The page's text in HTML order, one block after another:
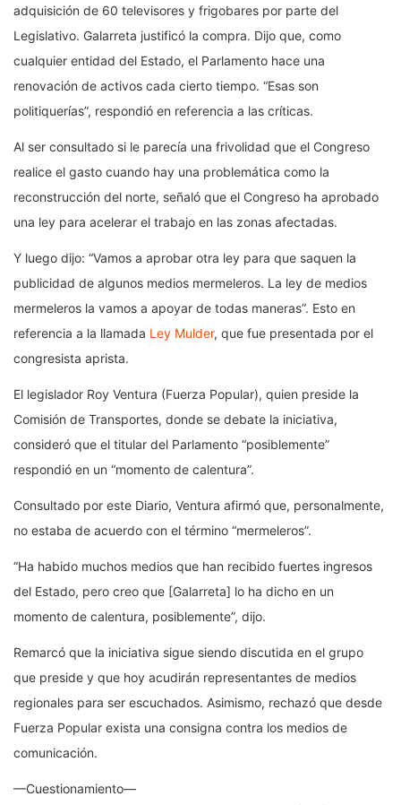
adquisición de 60 televisores y frigobares por parte del
Legislativo. Galarreta justificó la compra. Dijo que, como
cualquier entidad del Estado, el Parlamento hace una
renovación de activos cada cierto tiempo. “Esas son
politiquerías”, respondió en referencia a las críticas.
Al ser consultado si le parecía una frivolidad que el Congreso
realice el gasto cuando hay una problemática como la
reconstrucción del norte, señaló que el Congreso ha aprobado
una ley para acelerar el trabajo en las zonas afectadas.
Y luego dijo: “Vamos a aprobar otra ley para que saquen la
publicidad de algunos medios mermeleros. La ley de medios
mermeleros la vamos a apoyar de todas maneras”. Esto en
referencia a la llamada Ley Mulder, que fue presentada por el
congresista aprista.
El legislador Roy Ventura (Fuerza Popular), quien preside la
Comisión de Transportes, donde se debate la iniciativa,
consideró que el titular del Parlamento “posiblemente”
respondió en un “momento de calentura”.
Consultado por este Diario, Ventura afirmó que, personalmente,
no estaba de acuerdo con el término “mermeleros”.
“Ha habido muchos medios que han recibido fuertes ingresos
del Estado, pero creo que [Galarreta] lo ha dicho en un
momento de calentura, posiblemente”, dijo.
Remarcó que la iniciativa sigue siendo discutida en el grupo
que preside y que hoy acudirán representantes de medios
regionales para ser escuchados. Asimismo, rechazó que desde
Fuerza Popular exista una consigna contra los medios de
comunicación.
—Cuestionamiento—